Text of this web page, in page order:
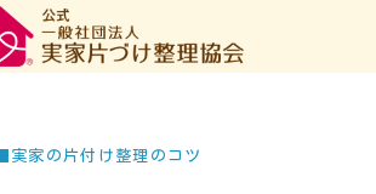
■実家の片付け整理のコツ